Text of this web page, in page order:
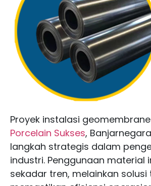
Proyek instalasi
Porcelain Sukses,
langkah strategis dalam
industri. Penggunaan material
sekadar tren, melainkan solusi